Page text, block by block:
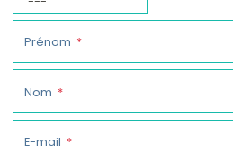
Prénom
Nom
E-mail